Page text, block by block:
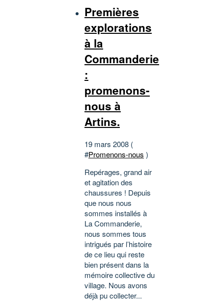
Premières
explorations
à la
Commanderie
:
promenons-
nous à
Artins.
19 mars 2008 (
#Promenons-nous )
Repérages, grand air
et agitation des
chaussures ! Depuis
que nous nous
sommes installés à
La Commanderie,
nous sommes tous
intrigués par l’histoire
de ce lieu qui reste
bien présent dans la
mémoire collective du
village. Nous avons
déjà pu collecter...